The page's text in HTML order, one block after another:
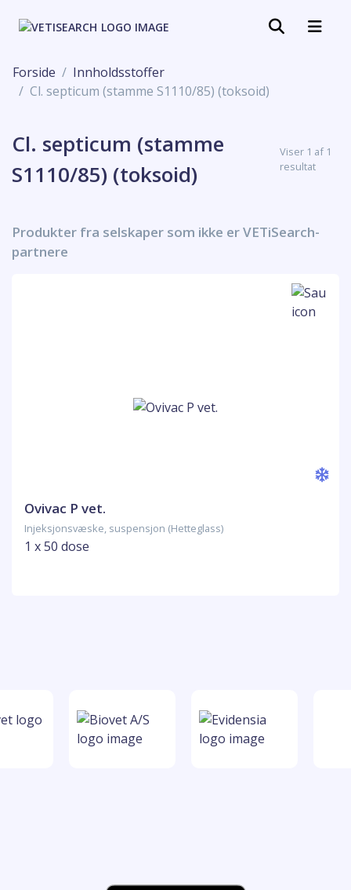
Forside
Innholdsstoffer
Cl. septicum (stamme S1110/85) (toksoid)
Cl. septicum (stamme
S1110/85) (toksoid)
Viser 1 af 1
resultat
Produkter fra selskaper som ikke er VETiSearch-
partnere
Ovivac P vet.
Injeksjonsvæske, suspensjon (Hetteglass)
1 x 50 dose